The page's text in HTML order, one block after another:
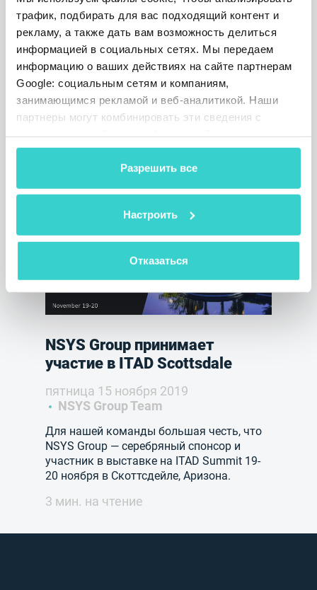
трафик, подбирать для вас подходящий контент и
рекламу, а также дать вам возможность делиться
информацией в социальных сетях. Мы передаем
информацию о ваших действиях на сайте партнерам
Google: социальным сетям и компаниям,
занимающимся рекламой и веб-аналитикой. Наши
партнеры могут комбинировать эти сведения с
данными, которые они получили при использовании
Разрешить все
Настроить
Отказаться
понедельник 06 января 2020
NSYS Group Team
Мы стали первой компанией в индустрии
б/у телефонов, которая предложила
функцию обнаружения неоригинальных
деталей в устройствах Apple. Определяйте
замененные дисплеи, камеры, батареи с
NSYS Tools!
3 мин. на чтение
NSYS Group принимает
участие в ITAD Scottsdale
пятница 15 ноября 2019
NSYS Group Team
Для нашей команды большая честь, что
NSYS Group — серебряный спонсор и
участник в выставке на ITAD Summit 19-
20 ноября в Скоттсдейле, Аризона.
3 мин. на чтение